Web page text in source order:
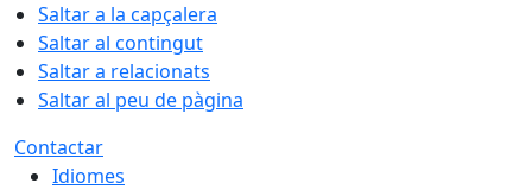
Saltar a la capçalera
Saltar al contingut
Saltar a relacionats
Saltar al peu de pàgina
Contactar
Idiomes